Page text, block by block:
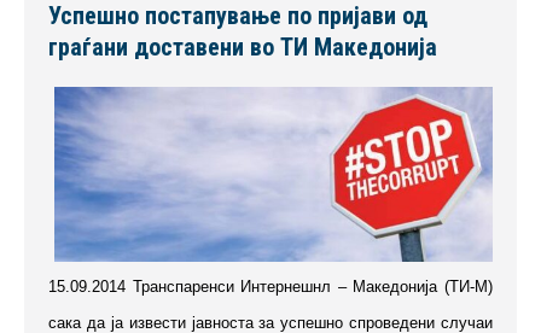
Успешно постапување по пријави од
граѓани доставени во ТИ Македонија
15.09.2014 Транспаренси Интернешнл – Македонија (ТИ-М)
сака да ја извести јавноста за успешно спроведени случаи